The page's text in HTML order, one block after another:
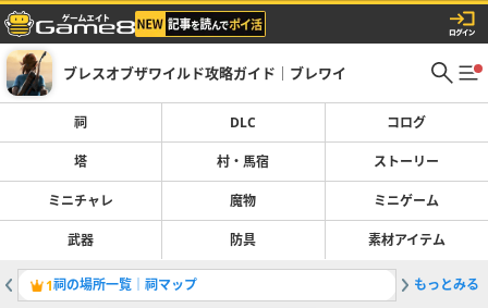
ブレスオブザワイルド攻略ガイド｜ブレワイ
祠 DLC コログ
塔 村・馬宿 ストーリー
ミニチャレ 魔物 ミニゲーム
武器 防具 素材アイテム
1祠の場所一覧｜祠マップ 2コログ
もっとみる